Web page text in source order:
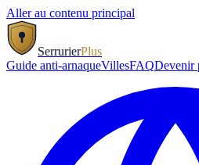
Aller au contenu principal
SerrurierPlus
Guide anti-arnaqueVillesFAQDevenir